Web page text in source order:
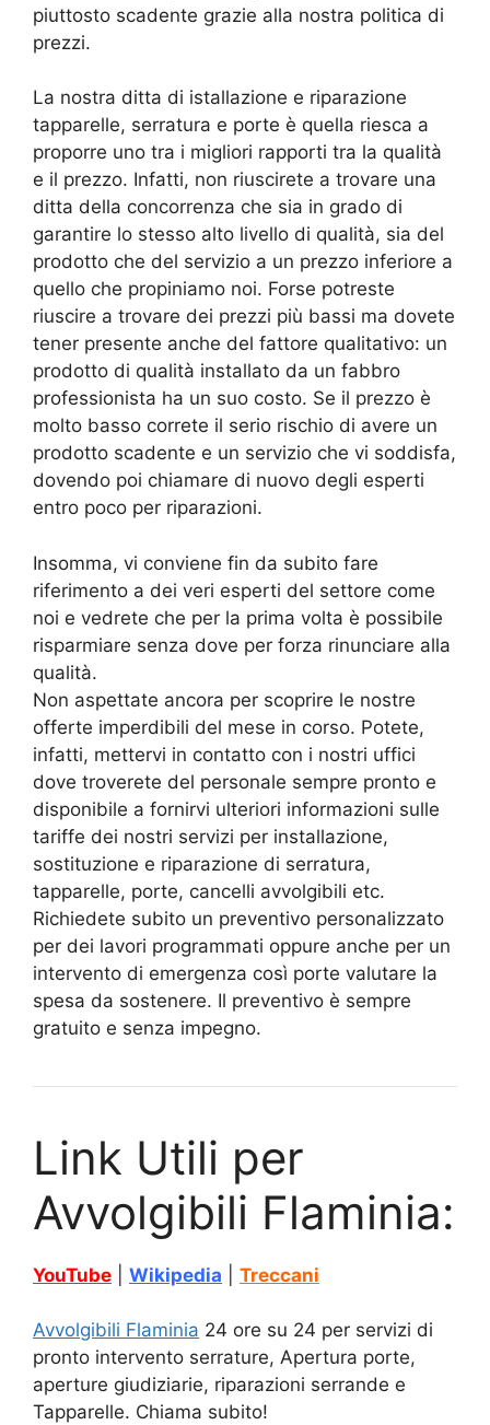
piuttosto scadente grazie alla nostra politica di
prezzi.
La nostra ditta di istallazione e riparazione
tapparelle, serratura e porte è quella riesca a
proporre uno tra i migliori rapporti tra la qualità
e il prezzo. Infatti, non riuscirete a trovare una
ditta della concorrenza che sia in grado di
garantire lo stesso alto livello di qualità, sia del
prodotto che del servizio a un prezzo inferiore a
quello che propiniamo noi. Forse potreste
riuscire a trovare dei prezzi più bassi ma dovete
tener presente anche del fattore qualitativo: un
prodotto di qualità installato da un fabbro
professionista ha un suo costo. Se il prezzo è
molto basso correte il serio rischio di avere un
prodotto scadente e un servizio che vi soddisfa,
dovendo poi chiamare di nuovo degli esperti
entro poco per riparazioni.
Insomma, vi conviene fin da subito fare
riferimento a dei veri esperti del settore come
noi e vedrete che per la prima volta è possibile
risparmiare senza dove per forza rinunciare alla
qualità.
Non aspettate ancora per scoprire le nostre
offerte imperdibili del mese in corso. Potete,
infatti, mettervi in contatto con i nostri uffici
dove troverete del personale sempre pronto e
disponibile a fornirvi ulteriori informazioni sulle
tariffe dei nostri servizi per installazione,
sostituzione e riparazione di serratura,
tapparelle, porte, cancelli avvolgibili etc.
Richiedete subito un preventivo personalizzato
per dei lavori programmati oppure anche per un
intervento di emergenza così porte valutare la
spesa da sostenere. Il preventivo è sempre
gratuito e senza impegno.
Link Utili per
Avvolgibili Flaminia:
YouTube Wikipedia Treccani
Avvolgibili Flaminia 24 ore su 24 per servizi di
pronto intervento serrature, Apertura porte,
aperture giudiziarie, riparazioni serrande e
Tapparelle. Chiama subito!